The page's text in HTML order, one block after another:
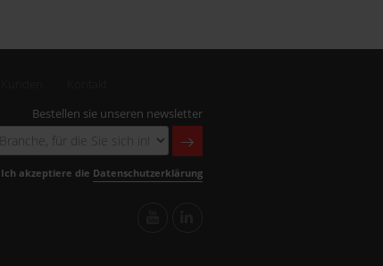
Bestellen sie unseren newsletter
Ich akzeptiere die Datenschutzerklärung